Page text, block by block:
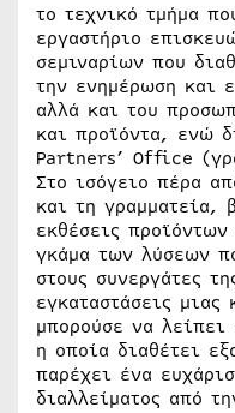
το τεχνικό τμήμα
εργαστήριο
σεμιναρίων που
την ενημέρωση και
αλλά και του
και προϊόντα, ενώ
Partners’ Office
Στο ισόγειο πέρα
και τη γραμματεία,
εκθέσεις
γκάμα των λύσεων
στους συνεργάτες
εγκαταστάσεις
μπορούσε να λείπει
η οποία διαθέτει
παρέχει ένα
διαλλείματος από